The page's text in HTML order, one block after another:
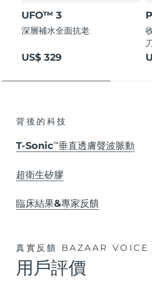
UFO™ 3
深層補水全面抗老
US$ 329
背後的科技
T-SonicTM 垂直透膚聲波脈動
超衛生矽膠
臨床結果&專家反饋
真實反饋 BAZAAR VOICE
用戶評價